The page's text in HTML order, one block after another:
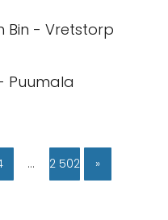
Bin - Vretstorp
Puumala
… 2 502 »